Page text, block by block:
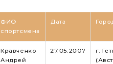
ФИО
спортсмена
Дата
Кравченко
Андрей
27.05.2007
г.